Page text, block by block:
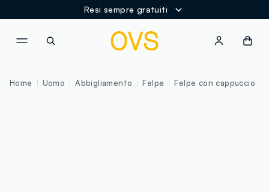
Resi sempre gratuiti
Home Uomo Abbigliamento Felpe Felpe con cappuccio